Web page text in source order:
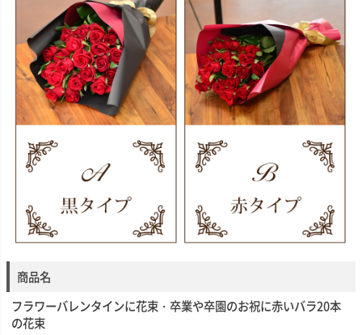
商品名
フラワーバレンタインに花束・卒業や卒園のお祝に赤いバラ20本
の花束